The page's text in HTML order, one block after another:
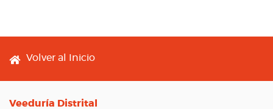
Footer menu
Volver al Inicio
Veeduría Distrital